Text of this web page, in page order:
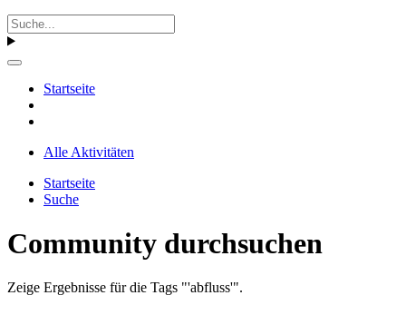
Startseite
Alle Aktivitäten
Startseite
Suche
Community durchsuchen
Zeige Ergebnisse für die Tags "'abfluss'".